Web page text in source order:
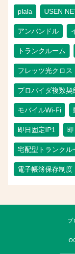
plala USEN
アンバンドル
トランクルーム
フレッツ光クロス
プロバイダ複数契
モバイルWi-Fi
即日固定IP1
宅配型トランクル
電子帳簿保存制度
プ